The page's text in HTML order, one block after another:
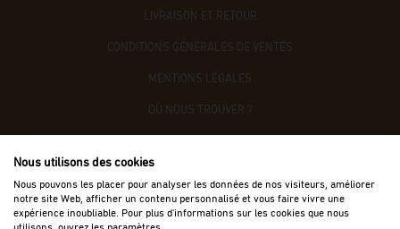
LIVRAISON ET RETOUR
CONDITIONS GÉNÉRALES DE VENTES
MENTIONS LÉGALES
OÙ NOUS TROUVER ?
Nous utilisons des cookies
Nous pouvons les placer pour analyser les données de nos visiteurs, améliorer
notre site Web, afficher un contenu personnalisé et vous faire vivre une
expérience inoubliable. Pour plus d'informations sur les cookies que nous